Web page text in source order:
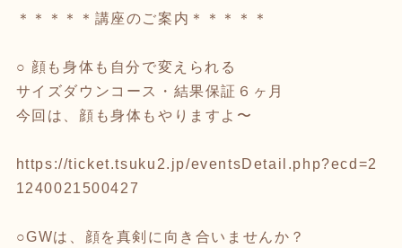
＊＊＊＊＊講座のご案内＊＊＊＊＊
○ 顔も身体も自分で変えられる
サイズダウンコース・結果保証６ヶ月
今回は、顔も身体もやりますよ〜
https://ticket.tsuku2.jp/eventsDetail.php?ecd=2
1240021500427
○GWは、顔を真剣に向き合いませんか？